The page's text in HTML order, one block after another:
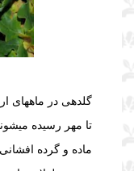
گلدهی در ماههای
تا مهر رسیده
ماده و گرده